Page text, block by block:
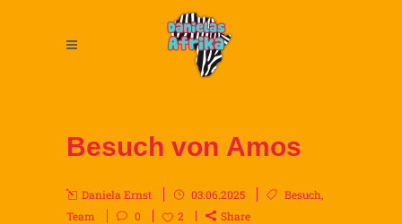
Besuch von Amos
Daniela Ernst 03.06.2025 Besuch,
Team
0 2 Share